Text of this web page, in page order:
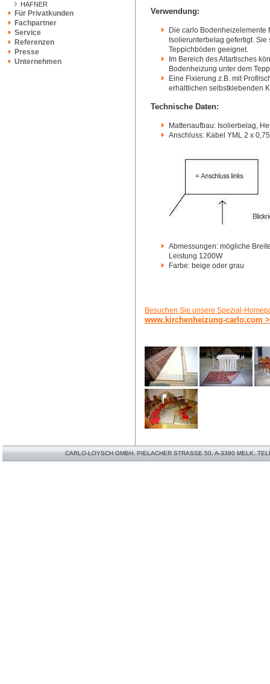
HAFNER
Für Privatkunden
Fachpartner
Service
Referenzen
Presse
Unternehmen
Verwendung:
Die carlo Bodenheizelemente
Isolierunterbelag gefertigt.
Teppichböden geeignet.
Im Bereich des Altartisches
Bodenheizung unter dem
Eine Fixierung z.B. mit
erhältlichen selbstklebenden
Technische Daten:
Mattenaufbau: Isolierbelag,
Anschluss: Kabel YML 2 x
Abmessungen: mögliche
Leistung 1200W
Farbe: beige oder grau
Besuchen Sie unsere Spezial-
www.kirchenheizung-carlo.com
CARLO-LOYSCH GMBH. PIELACHER STRASSE 50, A-3390 MELK.